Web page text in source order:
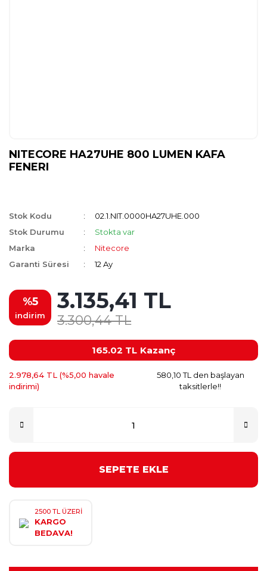
NITECORE HA27UHE 800 LUMEN KAFA
FENERI
Stok Kodu
02.1.NIT.0000HA27UHE.000
Stok Durumu
Stokta var
Marka
Nitecore
Garanti Süresi
12 Ay
%5
indirim
3.135,41 TL
3.300,44 TL
165.02 TL Kazanç
2.978,64 TL (%5,00 havale
indirimi)
580,10 TL den başlayan
taksitlerle!!
SEPETE EKLE
2500 TL ÜZERİ
KARGO
BEDAVA!